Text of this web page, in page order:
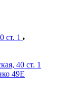
ст. 1
40 ст. 1
49Е